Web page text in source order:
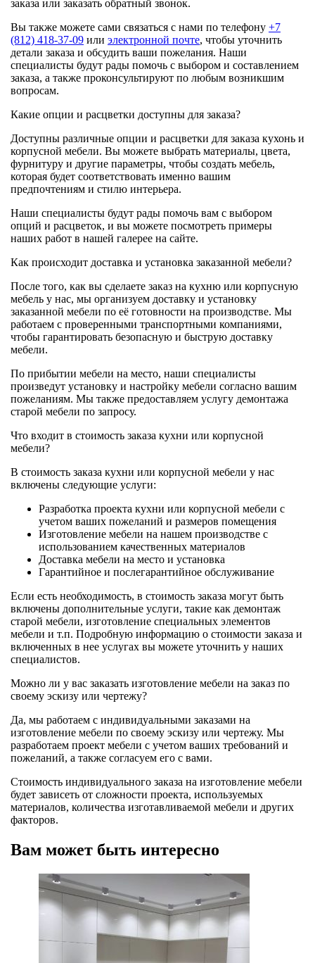
заказа или заказать обратный звонок.
Вы также можете сами связаться с нами по телефону +7
(812) 418-37-09 или электронной почте, чтобы уточнить
детали заказа и обсудить ваши пожелания. Наши
специалисты будут рады помочь с выбором и составлением
заказа, а также проконсультируют по любым возникшим
вопросам.
Какие опции и расцветки доступны для заказа?
Доступны различные опции и расцветки для заказа кухонь и
корпусной мебели. Вы можете выбрать материалы, цвета,
фурнитуру и другие параметры, чтобы создать мебель,
которая будет соответствовать именно вашим
предпочтениям и стилю интерьера.
Наши специалисты будут рады помочь вам с выбором
опций и расцветок, и вы можете посмотреть примеры
наших работ в нашей галерее на сайте.
Как происходит доставка и установка заказанной мебели?
После того, как вы сделаете заказ на кухню или корпусную
мебель у нас, мы организуем доставку и установку
заказанной мебели по её готовности на производстве. Мы
работаем с проверенными транспортными компаниями,
чтобы гарантировать безопасную и быструю доставку
мебели.
По прибытии мебели на место, наши специалисты
произведут установку и настройку мебели согласно вашим
пожеланиям. Мы также предоставляем услугу демонтажа
старой мебели по запросу.
Что входит в стоимость заказа кухни или корпусной
мебели?
В стоимость заказа кухни или корпусной мебели у нас
включены следующие услуги:
Разработка проекта кухни или корпусной мебели с
учетом ваших пожеланий и размеров помещения
Изготовление мебели на нашем производстве с
использованием качественных материалов
Доставка мебели на место и установка
Гарантийное и послегарантийное обслуживание
Если есть необходимость, в стоимость заказа могут быть
включены дополнительные услуги, такие как демонтаж
старой мебели, изготовление специальных элементов
мебели и т.п. Подробную информацию о стоимости заказа и
включенных в нее услугах вы можете уточнить у наших
специалистов.
Можно ли у вас заказать изготовление мебели на заказ по
своему эскизу или чертежу?
Да, мы работаем с индивидуальными заказами на
изготовление мебели по своему эскизу или чертежу. Мы
разработаем проект мебели с учетом ваших требований и
пожеланий, а также согласуем его с вами.
Стоимость индивидуального заказа на изготовление мебели
будет зависеть от сложности проекта, используемых
материалов, количества изготавливаемой мебели и других
факторов.
Вам может быть интересно